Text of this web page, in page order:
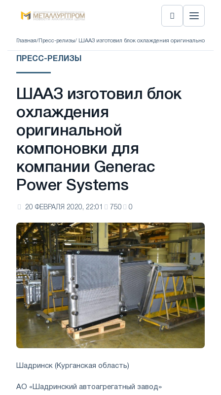
Главная/ Пресс-релизы/ ШААЗ изготовил блок охлаждения оригинальной
ПРЕСС-РЕЛИЗЫ
ШААЗ изготовил блок
охлаждения
оригинальной
компоновки для
компании Generac
Power Systems
20 ФЕВРАЛЯ 2020, 22:01 750 0
Шадринск (Курганская область)
АО «Шадринский автоагрегатный завод»